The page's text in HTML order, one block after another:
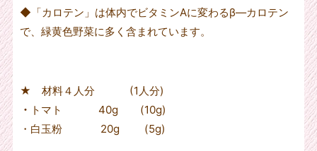
◆「カロテン」は体内でビタミンAに変わるβ―カロテン
で、緑黄色野菜に多く含まれています。
★ 材料４人分 (1人分)
・ トマト 40g
(10g)
・白玉粉
20g (5g)